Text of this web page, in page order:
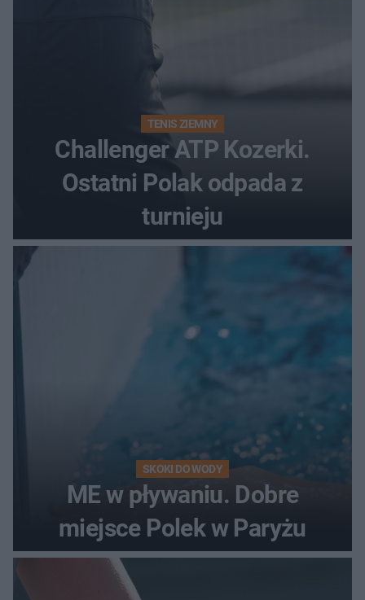
TENIS ZIEMNY
Challenger ATP Kozerki.
Ostatni Polak odpada z
turnieju
SKOKI DO WODY
ME w pływaniu. Dobre
miejsce Polek w Paryżu